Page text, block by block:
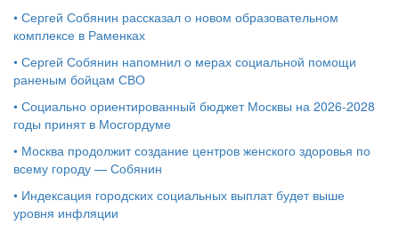
• Сергей Собянин рассказал о новом образовательном
комплексе в Раменках
• Сергей Собянин напомнил о мерах социальной помощи
раненым бойцам СВО
• Социально ориентированный бюджет Москвы на 2026-2028
годы принят в Мосгордуме
• Москва продолжит создание центров женского здоровья по
всему городу — Собянин
• Индексация городских социальных выплат будет выше
уровня инфляции